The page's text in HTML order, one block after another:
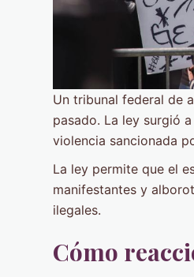
Un tribunal federal de
pasado. La ley surgió
violencia sancionada
La ley permite que el
manifestantes y
ilegales.
Cómo